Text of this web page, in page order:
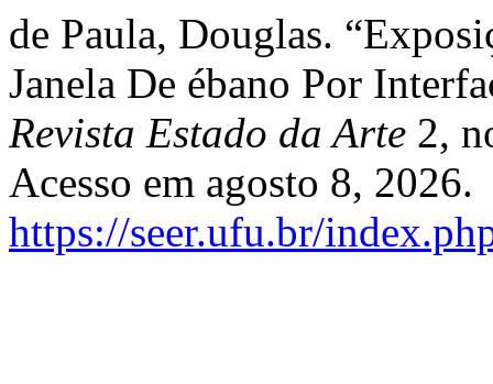
de Paula, Douglas.
Janela De ébano Por
Revista Estado da Arte 2,
Acesso em agosto 8, 2026.
https://seer.ufu.br/